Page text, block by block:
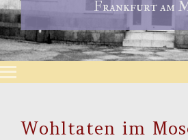
Frankfurt am
Menu
Wohltaten im